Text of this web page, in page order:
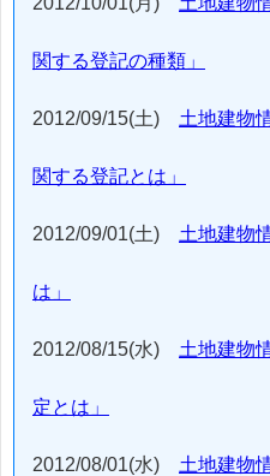
関する登記の種類」
2012/09/15(土) 土地建物
関する登記とは」
2012/09/01(土) 土地建物
は」
2012/08/15(水) 土地建物
定とは」
2012/08/01(水) 土地建物